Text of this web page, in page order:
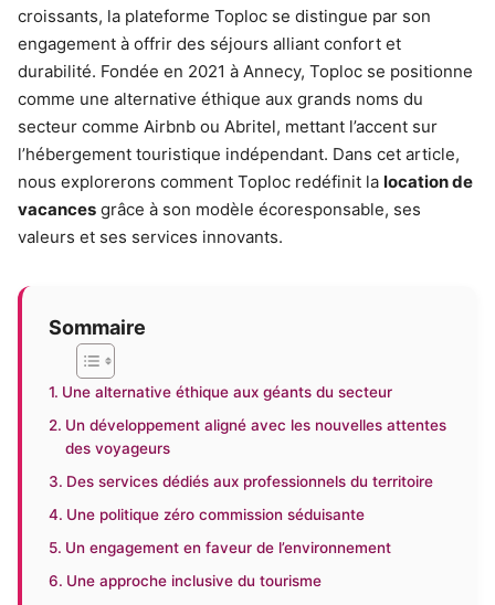
croissants, la plateforme Toploc se distingue par son
engagement à offrir des séjours alliant confort et
durabilité. Fondée en 2021 à Annecy, Toploc se positionne
comme une alternative éthique aux grands noms du
secteur comme Airbnb ou Abritel, mettant l’accent sur
l’hébergement touristique indépendant. Dans cet article,
nous explorerons comment Toploc redéfinit la location de
vacances grâce à son modèle écoresponsable, ses
valeurs et ses services innovants.
Sommaire
Une alternative éthique aux géants du secteur
Un développement aligné avec les nouvelles attentes
des voyageurs
Des services dédiés aux professionnels du territoire
Une politique zéro commission séduisante
Un engagement en faveur de l’environnement
Une approche inclusive du tourisme